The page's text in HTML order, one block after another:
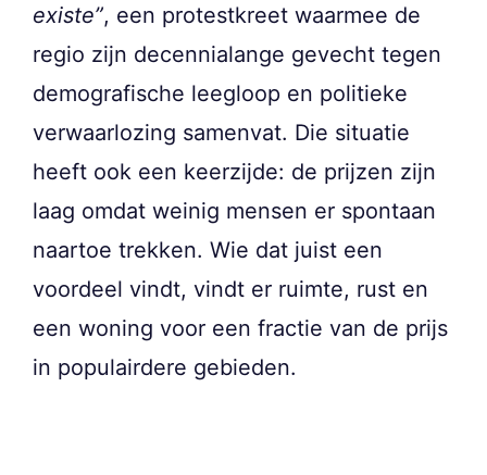
existe”, een protestkreet waarmee de
regio zijn decennialange gevecht tegen
demografische leegloop en politieke
verwaarlozing samenvat. Die situatie
heeft ook een keerzijde: de prijzen zijn
laag omdat weinig mensen er spontaan
naartoe trekken. Wie dat juist een
voordeel vindt, vindt er ruimte, rust en
een woning voor een fractie van de prijs
in populairdere gebieden.